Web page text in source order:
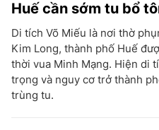
Huế cần sớm tu bổ
Di tích Võ Miếu là nơi thờ
Kim Long, thành phố Huế
thời vua Minh Mạng. Hiện di
trọng và nguy cơ trở thành
trùng tu.